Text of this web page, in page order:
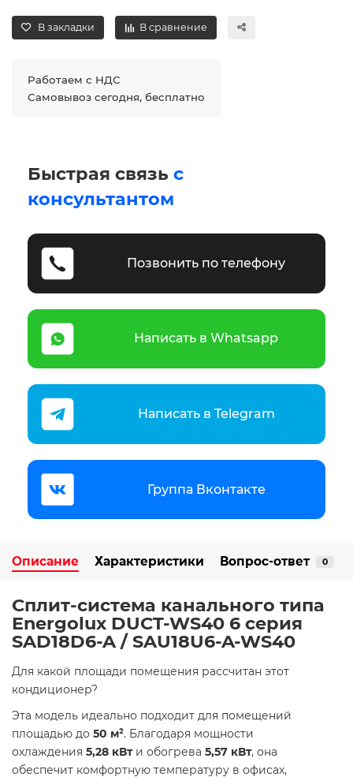
В закладки В сравнение
Работаем с НДС
Самовывоз сегодня, бесплатно
Быстрая связь с
консультантом
Позвонить по телефону
Написать в Whatsapp
Написать в Telegram
Группа Вконтакте
Описание Характеристики Вопрос-ответ 0
Сплит-система канального типа
Energolux DUCT-WS40 6 серия
SAD18D6-A / SAU18U6-A-WS40
Для какой площади помещения рассчитан этот
кондиционер?
Эта модель идеально подходит для помещений
площадью до 50 м². Благодаря мощности
охлаждения 5,28 кВти обогрева 5,57 кВт, она
обеспечит комфортную температуру в офисах,